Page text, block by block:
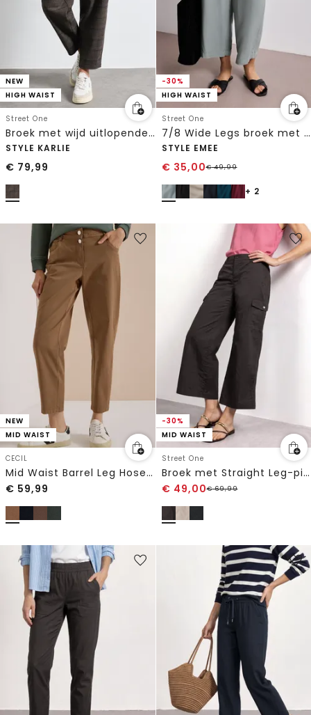
NEW
HIGH WAIST
Street One
Broek met wijd uitlopende pijpen en gespdetails
STYLE KARLIE
€ 79,99
-30%
HIGH WAIST
Street One
7/8 Wide Legs broek met riem
STYLE EMEE
€ 35,00€49,99
+ 2
NEW
MID WAIST
CECIL
Mid Waist Barrel Leg Hose im Casual Fit
€ 59,99
-30%
MID WAIST
Street One
Broek met Straight Leg-pijpen in cargo-stijl
€ 49,00€69,99